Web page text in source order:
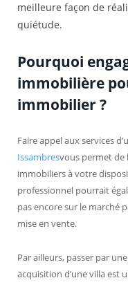
meilleure façon de
quiétude.
Pourquoi
immobilière
immobilier ?
Faire appel aux services
Issambresvous permet de
immobiliers à votre
professionnel pourrait
pas encore sur le marché
mise en vente.
Par ailleurs, passer par
acquisition d’une villa est